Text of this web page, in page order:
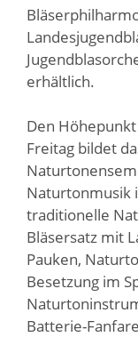
erhältlich.
Den
Freitag bildet
Naturtonmusik
traditionelle
Bläsersatz mit
Pauken,
Besetzung im
Batterie-